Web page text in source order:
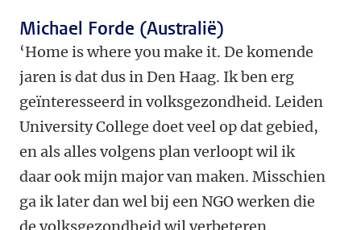
Michael Forde (Australië)
‘Home is where you make it. De komende
jaren is dat dus in Den Haag. Ik ben erg
geïnteresseerd in volksgezondheid. Leiden
University College doet veel op dat gebied,
en als alles volgens plan verloopt wil ik
daar ook mijn major van maken. Misschien
ga ik later dan wel bij een NGO werken die